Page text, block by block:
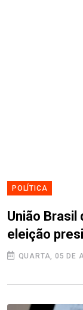
POLÍTICA
União Brasil
eleição
QUARTA, 05 DE